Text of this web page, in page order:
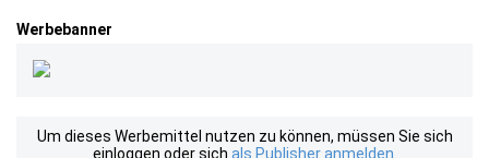
Werbebanner
Um dieses Werbemittel nutzen zu können, müssen Sie sich
einloggen oder sich als Publisher anmelden